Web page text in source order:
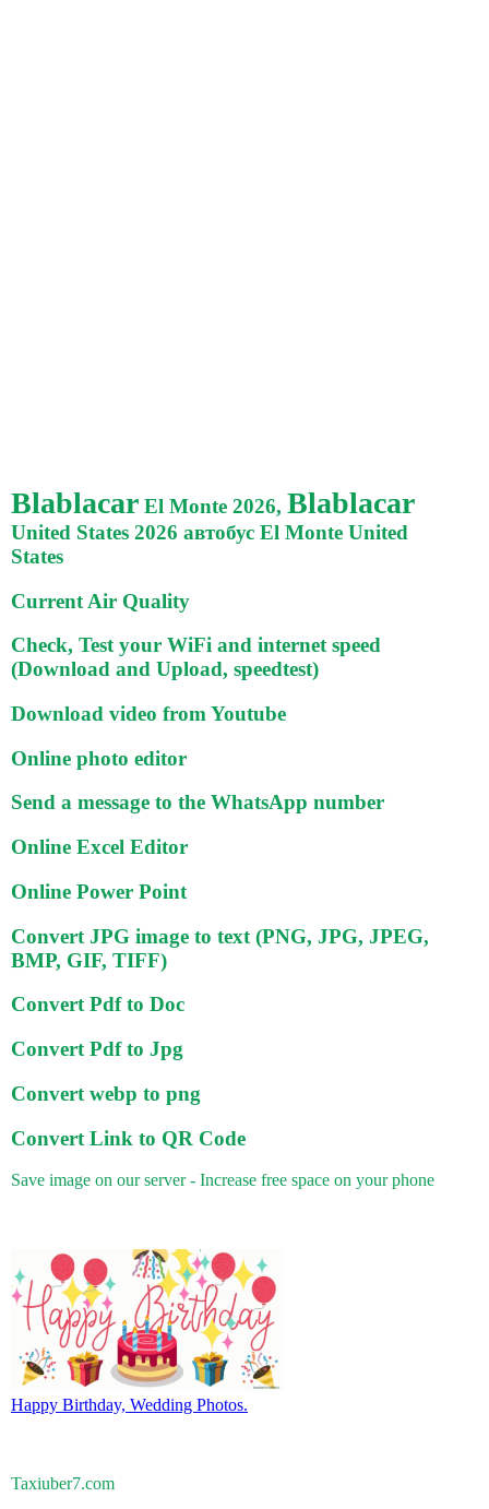
Blablacar El Monte 2026, Blablacar
United States 2026 автобус El Monte United
States
Current Air Quality
Check, Test your WiFi and internet speed
(Download and Upload, speedtest)
Download video from Youtube
Online photo editor
Send a message to the WhatsApp number
Online Excel Editor
Online Power Point
Convert JPG image to text (PNG, JPG, JPEG,
BMP, GIF, TIFF)
Convert Pdf to Doc
Convert Pdf to Jpg
Convert webp to png
Convert Link to QR Code
Save image on our server - Increase free space on your phone
Happy Birthday, Wedding Photos.
Taxiuber7.com